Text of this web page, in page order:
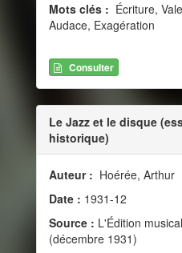
Mots clés : Écriture,
Audace, Exagération
Consulter
Le Jazz et le disque
historique)
Auteur : Hoérée, Arthur
Date : 1931-12
Source : L'Édition
(décembre 1931)